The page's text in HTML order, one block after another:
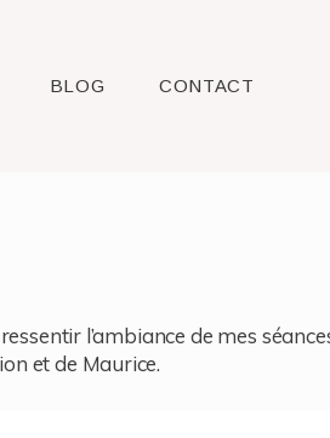
BLOG CONTACT
l’ambiance de mes
et de Maurice.